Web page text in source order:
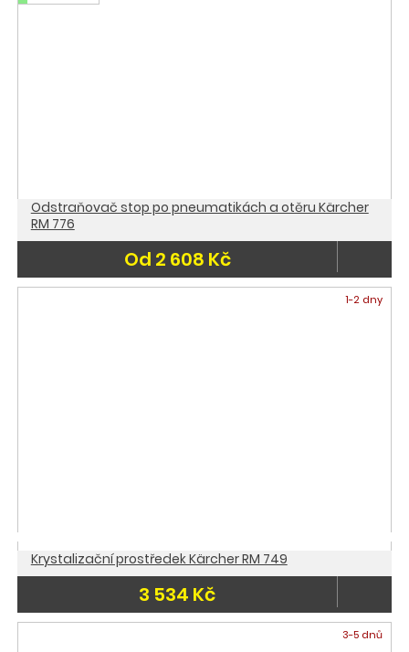
Odstraňovač stop po pneumatikách a otěru Kärcher
RM 776
Od 2 608 Kč
1-2 dny
Krystalizační prostředek Kärcher RM 749
3 534 Kč
3-5 dnů